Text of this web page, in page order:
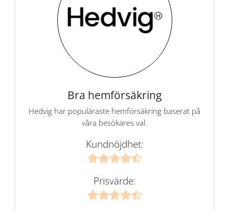
Bra hemförsäkring
Hedvig har populäraste hemförsäkring baserat på
våra besökares val.
Kundnöjdhet:
Prisvärde: